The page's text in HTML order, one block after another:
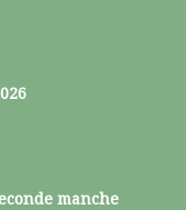
manche